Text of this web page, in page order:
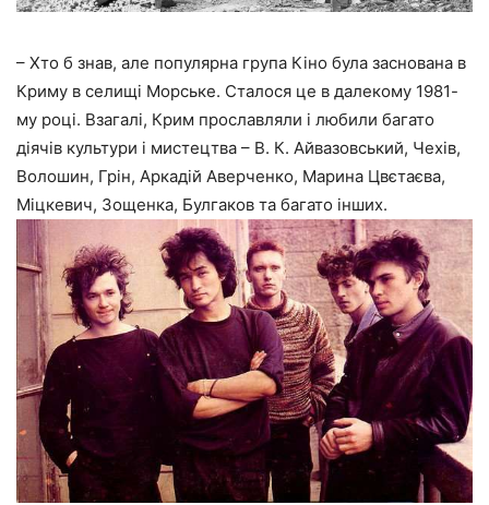
– Хто б знав, але популярна група Кіно була заснована в
Криму в селищі Морське. Сталося це в далекому 1981-
му році. Взагалі, Крим прославляли і любили багато
діячів культури і мистецтва – В. К. Айвазовський, Чехів,
Волошин, Грін, Аркадій Аверченко, Марина Цвєтаєва,
Міцкевич, Зощенка, Булгаков та багато інших.